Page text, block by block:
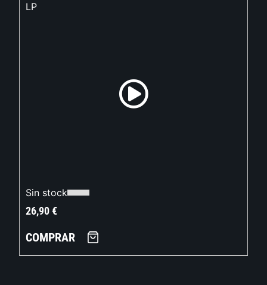
LP
Sin stock
26,90€
COMPRAR